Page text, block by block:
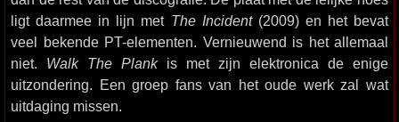
ligt daarmee in lijn met The Incident(2009) en het bevat
veel bekende PT-elementen. Vernieuwend is het allemaal
niet. Walk The Plankis met zijn elektronica de enige
uitzondering. Een groep fans van het oude werk zal wat
uitdaging missen.